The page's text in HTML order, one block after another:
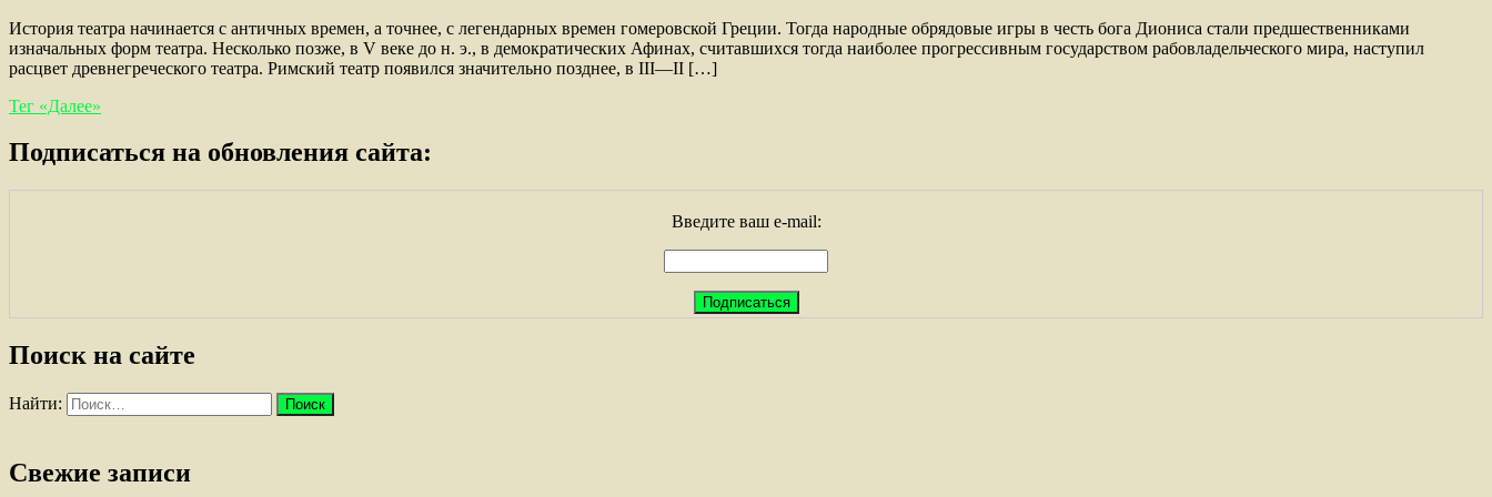
История театра начинается с античных времен, а точнее, с легендарных времен гомеровской Греции. Тогда народные обрядовые игры в честь бога Диониса стали предшественниками
изначальных форм театра. Несколько позже, в V веке до н. э., в демократических Афинах, считавшихся тогда наиболее прогрессивным государством рабовладельческого мира, наступил
расцвет древнегреческого театра. Римский театр появился значительно позднее, в III—II […]
Тег «Далее»
Подписаться на обновления сайта:
Введите ваш e-mail:
Поиск на сайте
Найти:
Свежие записи